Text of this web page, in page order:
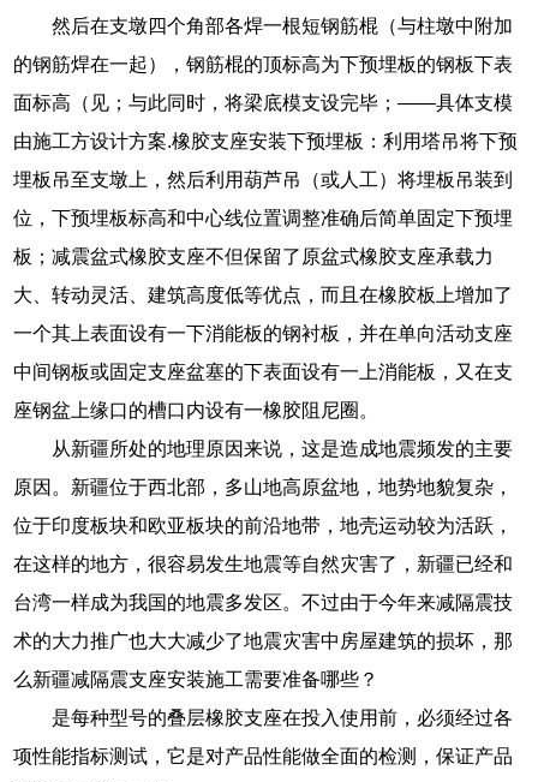
然后在支墩四个角部各焊一根短钢筋棍（与柱墩中附加
的钢筋焊在一起），钢筋棍的顶标高为下预埋板的钢板下表
面标高（见；与此同时，将梁底模支设完毕；——具体支模
由施工方设计方案.橡胶支座安装下预埋板：利用塔吊将下预
埋板吊至支墩上，然后利用葫芦吊（或人工）将埋板吊装到
位，下预埋板标高和中心线位置调整准确后简单固定下预埋
板；减震盆式橡胶支座不但保留了原盆式橡胶支座承载力
大、转动灵活、建筑高度低等优点，而且在橡胶板上增加了
一个其上表面设有一下消能板的钢衬板，并在单向活动支座
中间钢板或固定支座盆塞的下表面设有一上消能板，又在支
座钢盆上缘口的槽口内设有一橡胶阻尼圈。
从新疆所处的地理原因来说，这是造成地震频发的主要
原因。新疆位于西北部，多山地高原盆地，地势地貌复杂，
位于印度板块和欧亚板块的前沿地带，地壳运动较为活跃，
在这样的地方，很容易发生地震等自然灾害了，新疆已经和
台湾一样成为我国的地震多发区。不过由于今年来减隔震技
术的大力推广也大大减少了地震灾害中房屋建筑的损坏，那
么新疆减隔震支座安装施工需要准备哪些？
是每种型号的叠层橡胶支座在投入使用前，必须经过各
项性能指标测试，它是对产品性能做全面的检测，保证产品